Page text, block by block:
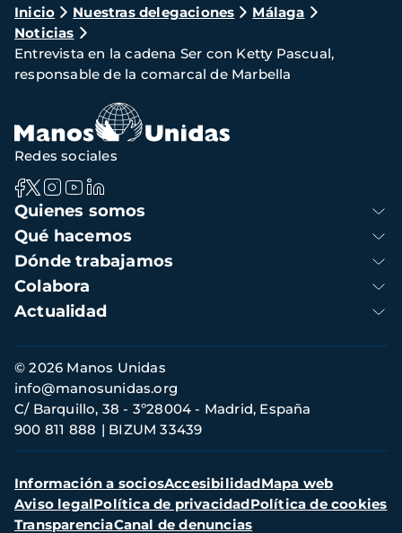
Ruta
de
navegación
Inicio Nuestras delegaciones
Málaga
Noticias
Entrevista en la cadena Ser con Ketty Pascual,
responsable de la comarcal de Marbella
Navegación
principal
Quienes somos
Qué hacemos
Dónde trabajamos
Colabora
Actualidad
Redes sociales
Información
de
contacto
© 2026 Manos Unidas
C/ Barquillo, 38 - 3º28004 - Madrid, España
900 811 888
BIZUM 33439
info@manosunidas.org
Menú
secundario
Información a sociosAccesibilidadMapa web
Aviso legalPolítica de privacidadPolítica de cookies
TransparenciaCanal de denuncias